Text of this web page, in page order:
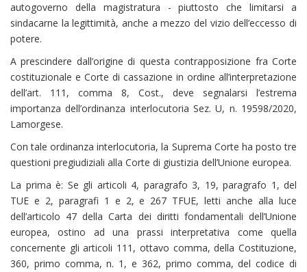
autogoverno della magistratura - piuttosto che limitarsi a
sindacarne la legittimità, anche a mezzo del vizio dell’eccesso di
potere.
A prescindere dall’origine di questa contrapposizione fra Corte
costituzionale e Corte di cassazione in ordine all’interpretazione
dell’art. 111, comma 8, Cost., deve segnalarsi l’estrema
importanza dell’ordinanza interlocutoria Sez. U, n. 19598/2020,
Lamorgese.
Con tale ordinanza interlocutoria, la Suprema Corte ha posto tre
questioni pregiudiziali alla Corte di giustizia dell’Unione europea.
La prima è: Se gli articoli 4, paragrafo 3, 19, paragrafo 1, del
TUE e 2, paragrafi 1 e 2, e 267 TFUE, letti anche alla luce
dell’articolo 47 della Carta dei diritti fondamentali dell’Unione
europea, ostino ad una prassi interpretativa come quella
concernente gli articoli 111, ottavo comma, della Costituzione,
360, primo comma, n. 1, e 362, primo comma, del codice di